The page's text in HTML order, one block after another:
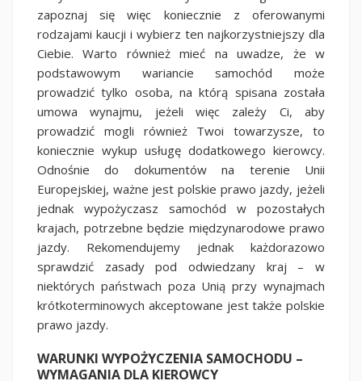
zapoznaj się więc koniecznie z oferowanymi
rodzajami kaucji i wybierz ten najkorzystniejszy dla
Ciebie. Warto również mieć na uwadze, że w
podstawowym wariancie samochód może
prowadzić tylko osoba, na którą spisana została
umowa wynajmu, jeżeli więc zależy Ci, aby
prowadzić mogli również Twoi towarzysze, to
koniecznie wykup usługę dodatkowego kierowcy.
Odnośnie do dokumentów na terenie Unii
Europejskiej, ważne jest polskie prawo jazdy, jeżeli
jednak wypożyczasz samochód w pozostałych
krajach, potrzebne będzie międzynarodowe prawo
jazdy. Rekomendujemy jednak każdorazowo
sprawdzić zasady pod odwiedzany kraj – w
niektórych państwach poza Unią przy wynajmach
krótkoterminowych akceptowane jest także polskie
prawo jazdy.
WARUNKI WYPOŻYCZENIA SAMOCHODU –
WYMAGANIA DLA KIEROWCY